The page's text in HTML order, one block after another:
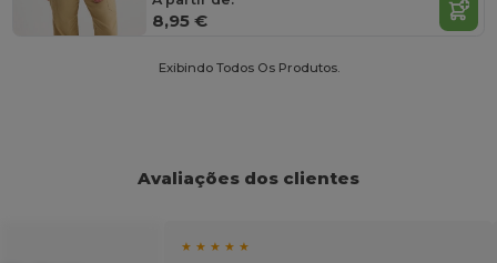
8,95 €
Exibindo Todos Os Produtos.
Avaliações dos clientes
★ ★ ★ ★ ★